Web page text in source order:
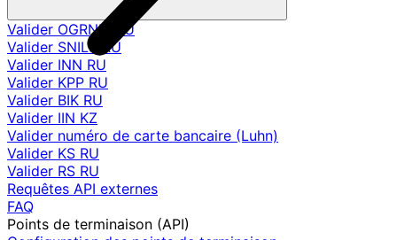
Valider OGRNIP RU
Valider SNILS RU
Valider INN RU
Valider KPP RU
Valider BIK RU
Valider IIN KZ
Valider numéro de carte bancaire (Luhn)
Valider KS RU
Valider RS RU
Requêtes API externes
FAQ
Points de terminaison (API)